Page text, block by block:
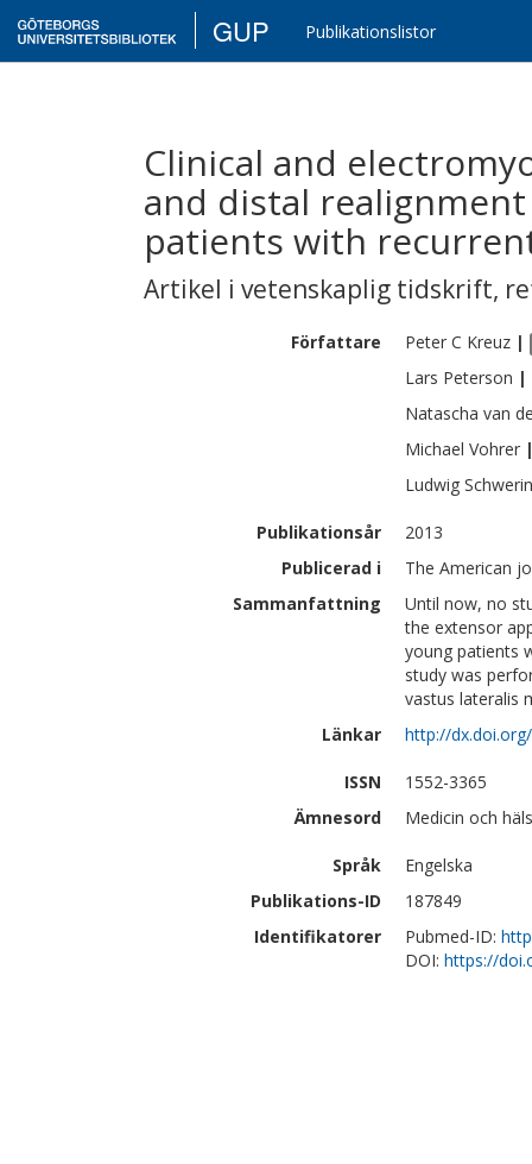
GUP Publikationslistor
Clinical and
and distal
patients with
Artikel i vetenskaplig tidskrift,
Författare Peter C Kreuz |
Lars Peterson |
Natascha van
Michael Vohrer
Ludwig
Publikationsår
2013
Publicerad i
The American
Sammanfattning
Until now, no
the extensor
young patients
study was
vastus lateralis
Länkar
http://
ISSN
1552-3365
Ämnesord
Medicin och
Språk
Engelska
Publikations-ID
187849
Identifikatorer
Pubmed-ID:
DOI: https://